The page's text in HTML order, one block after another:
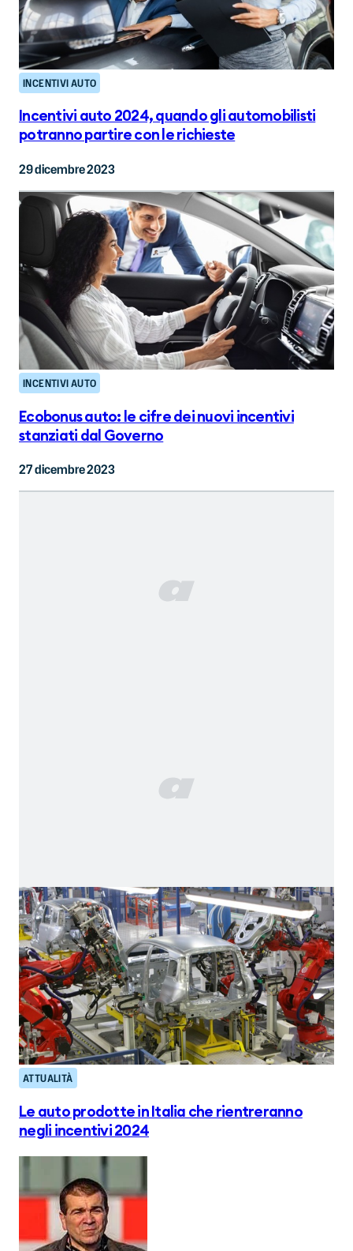
INCENTIVI AUTO
Incentivi auto 2024, quando gli automobilisti
potranno partire con le richieste
29 dicembre 2023
INCENTIVI AUTO
Ecobonus auto: le cifre dei nuovi incentivi
stanziati dal Governo
27 dicembre 2023
ATTUALITÀ
Le auto prodotte in Italia che rientreranno
negli incentivi 2024